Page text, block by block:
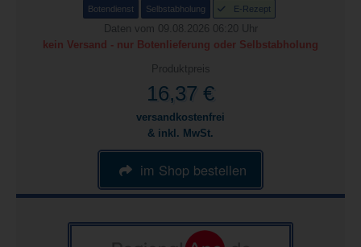
Botendienst Selbstabholung E-Rezept
Daten vom 09.08.2026 06:20 Uhr
kein Versand - nur Botenlieferung oder Selbstabholung
Produktpreis
16,37 €
versandkostenfrei
& inkl. MwSt.
im Shop bestellen